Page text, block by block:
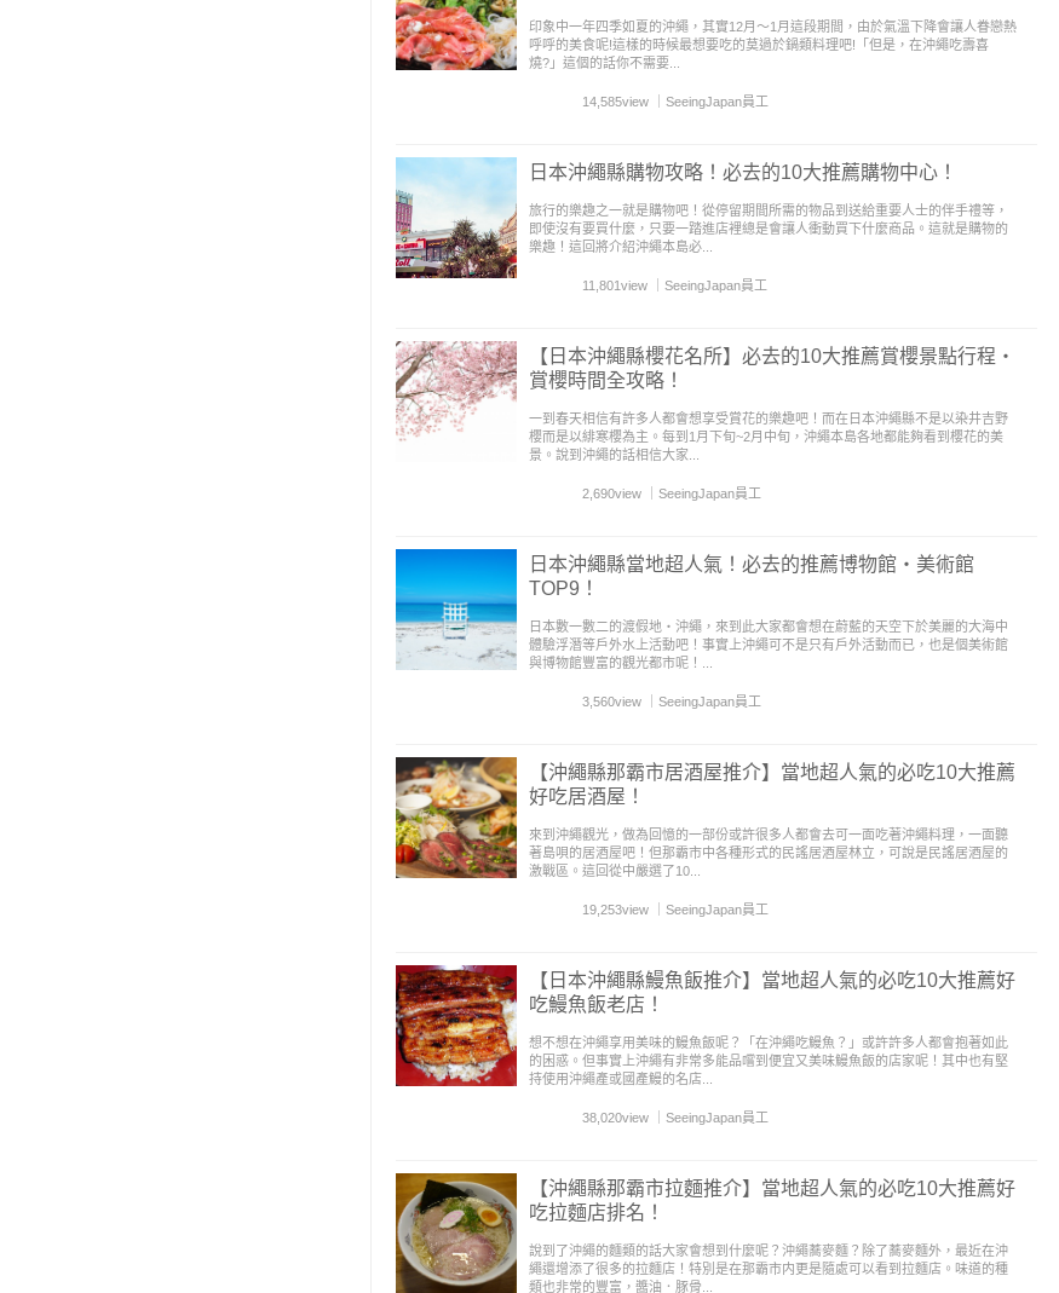
印象中一年四季如夏的沖繩，其實12月～1月這段期間，由於氣溫下降會讓人眷戀熱
呼呼的美食呢!這樣的時候最想要吃的莫過於鍋類料理吧!「但是，在沖繩吃壽喜
燒?」這個的話你不需要...
14,585view SeeingJapan員工
日本沖繩縣購物攻略！必去的10大推薦購物中心！
旅行的樂趣之一就是購物吧！從停留期間所需的物品到送給重要人士的伴手禮等，
即使沒有要買什麼，只要一踏進店裡總是會讓人衝動買下什麼商品。這就是購物的
樂趣！這回將介紹沖繩本島必...
11,801view SeeingJapan員工
【日本沖繩縣櫻花名所】必去的10大推薦賞櫻景點行程・
賞櫻時間全攻略！
一到春天相信有許多人都會想享受賞花的樂趣吧！而在日本沖繩縣不是以染井吉野
櫻而是以緋寒櫻為主。每到1月下旬~2月中旬，沖繩本島各地都能夠看到櫻花的美
景。說到沖繩的話相信大家...
2,690view SeeingJapan員工
日本沖繩縣當地超人氣！必去的推薦博物館・美術館
TOP9！
日本數一數二的渡假地‧沖繩，來到此大家都會想在蔚藍的天空下於美麗的大海中
體驗浮潛等戶外水上活動吧！事實上沖繩可不是只有戶外活動而已，也是個美術館
與博物館豐富的觀光都市呢！...
3,560view SeeingJapan員工
【沖繩縣那霸市居酒屋推介】當地超人氣的必吃10大推薦
好吃居酒屋！
來到沖繩觀光，做為回憶的一部份或許很多人都會去可一面吃著沖繩料理，一面聽
著島唄的居酒屋吧！但那霸市中各種形式的民謠居酒屋林立，可說是民謠居酒屋的
激戰區。這回從中嚴選了10...
19,253view SeeingJapan員工
【日本沖繩縣鰻魚飯推介】當地超人氣的必吃10大推薦好
吃鰻魚飯老店！
想不想在沖繩享用美味的鰻魚飯呢？「在沖繩吃鰻魚？」或許許多人都會抱著如此
的困惑。但事實上沖繩有非常多能品嚐到便宜又美味鰻魚飯的店家呢！其中也有堅
持使用沖繩產或國產鰻的名店...
38,020view SeeingJapan員工
【沖繩縣那霸市拉麵推介】當地超人氣的必吃10大推薦好
吃拉麵店排名！
說到了沖繩的麵類的話大家會想到什麼呢？沖繩蕎麥麵？除了蕎麥麵外，最近在沖
繩還增添了很多的拉麵店！特別是在那霸市内更是隨處可以看到拉麵店。味道的種
類也非常的豐富，醬油．豚骨...